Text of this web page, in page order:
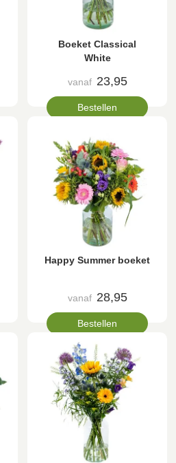
Boeket Classical
White
vanaf 23,95
Bestellen
Happy Summer boeket
vanaf 28,95
Bestellen